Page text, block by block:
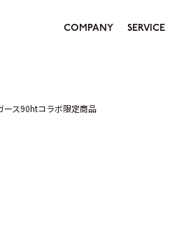
COMPANY SERVICE
ース90htコラボ限定商品